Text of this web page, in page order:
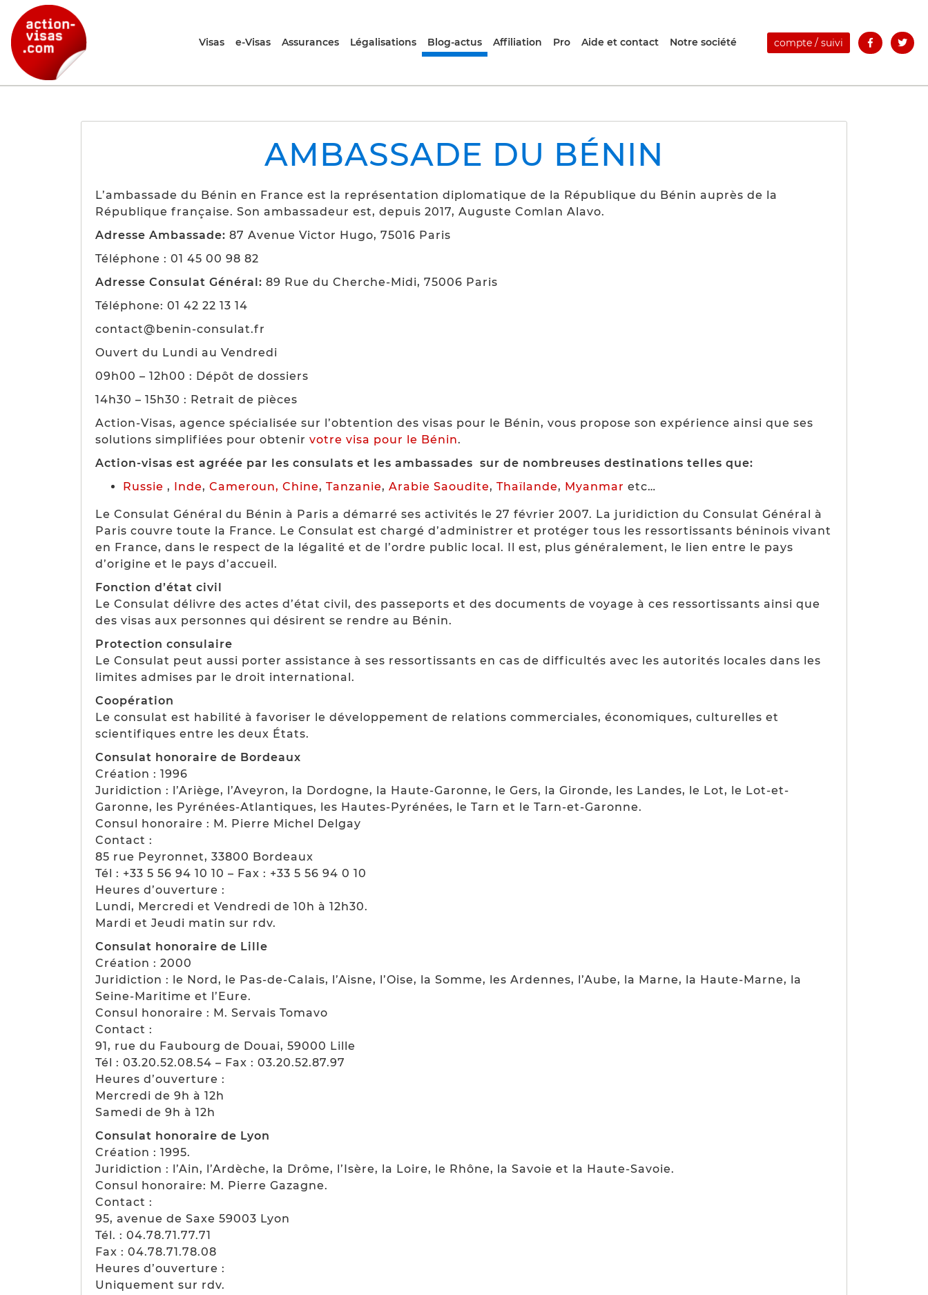
compte / suivi
Visas e-Visas Assurances Légalisations Blog-actus Affiliation Pro Aide et contact Notre société
AMBASSADE DU BÉNIN
L’ambassade du Bénin en France est la représentation diplomatique de la République du Bénin auprès de la
République française. Son ambassadeur est, depuis 2017, Auguste Comlan Alavo.
Adresse Ambassade: 87 Avenue Victor Hugo, 75016 Paris
Téléphone : 01 45 00 98 82
Adresse Consulat Général: 89 Rue du Cherche-Midi, 75006 Paris
Téléphone: 01 42 22 13 14
contact@benin-consulat.fr
Ouvert du Lundi au Vendredi
09h00 – 12h00 : Dépôt de dossiers
14h30 – 15h30 : Retrait de pièces
Action-Visas, agence spécialisée sur l’obtention des visas pour le Bénin, vous propose son expérience ainsi que ses
solutions simplifiées pour obtenir votre visa pour le Bénin.
Action-visas est agréée par les consulats et les ambassades sur de nombreuses destinations telles que:
Russie , Inde, Cameroun, Chine, Tanzanie, Arabie Saoudite, Thaïlande, Myanmar etc…
Le Consulat Général du Bénin à Paris a démarré ses activités le 27 février 2007. La juridiction du Consulat Général à
Paris couvre toute la France. Le Consulat est chargé d’administrer et protéger tous les ressortissants béninois vivant
en France, dans le respect de la légalité et de l’ordre public local. Il est, plus généralement, le lien entre le pays
d’origine et le pays d’accueil.
Fonction d’état civil
Le Consulat délivre des actes d’état civil, des passeports et des documents de voyage à ces ressortissants ainsi que
des visas aux personnes qui désirent se rendre au Bénin.
Protection consulaire
Le Consulat peut aussi porter assistance à ses ressortissants en cas de difficultés avec les autorités locales dans les
limites admises par le droit international.
Coopération
Le consulat est habilité à favoriser le développement de relations commerciales, économiques, culturelles et
scientifiques entre les deux États.
Consulat honoraire de Bordeaux
Création : 1996
Juridiction : l’Ariège, l’Aveyron, la Dordogne, la Haute-Garonne, le Gers, la Gironde, les Landes, le Lot, le Lot-et-
Garonne, les Pyrénées-Atlantiques, les Hautes-Pyrénées, le Tarn et le Tarn-et-Garonne.
Consul honoraire : M. Pierre Michel Delgay
Contact :
85 rue Peyronnet, 33800 Bordeaux
Tél : +33 5 56 94 10 10 – Fax : +33 5 56 94 0 10
Heures d’ouverture :
Lundi, Mercredi et Vendredi de 10h à 12h30.
Mardi et Jeudi matin sur rdv.
Consulat honoraire de Lille
Création : 2000
Juridiction : le Nord, le Pas-de-Calais, l’Aisne, l’Oise, la Somme, les Ardennes, l’Aube, la Marne, la Haute-Marne, la
Seine-Maritime et l’Eure.
Consul honoraire : M. Servais Tomavo
Contact :
91, rue du Faubourg de Douai, 59000 Lille
Tél : 03.20.52.08.54 – Fax : 03.20.52.87.97
Heures d’ouverture :
Mercredi de 9h à 12h
Samedi de 9h à 12h
Consulat honoraire de Lyon
Création : 1995.
Juridiction : l’Ain, l’Ardèche, la Drôme, l’Isère, la Loire, le Rhône, la Savoie et la Haute-Savoie.
Consul honoraire: M. Pierre Gazagne.
Contact :
95, avenue de Saxe 59003 Lyon
Tél. : 04.78.71.77.71
Fax : 04.78.71.78.08
Heures d’ouverture :
Uniquement sur rdv.